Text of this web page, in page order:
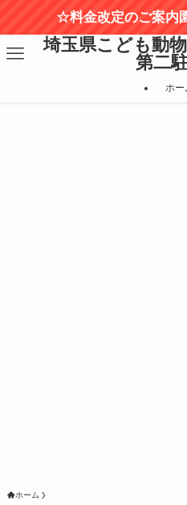
☆料金改定のご案内
埼玉県こども動
第二
ホー
ホーム